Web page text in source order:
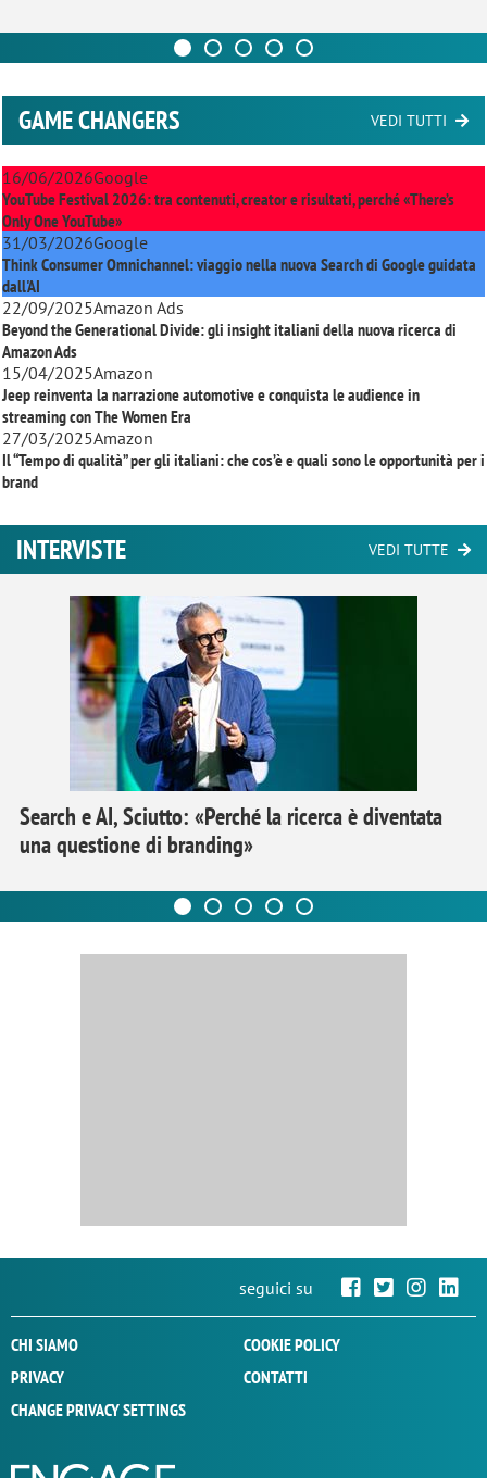
GAME CHANGERS VEDI TUTTI
16/06/2026Google
YouTube Festival 2026: tra contenuti, creator e risultati, perché «There’s
Only One YouTube»
31/03/2026Google
Think Consumer Omnichannel: viaggio nella nuova Search di Google guidata
dall'AI
22/09/2025Amazon Ads
Beyond the Generational Divide: gli insight italiani della nuova ricerca di
Amazon Ads
15/04/2025Amazon
Jeep reinventa la narrazione automotive e conquista le audience in
streaming conThe Women Era
27/03/2025Amazon
Il “Tempo di qualità” per gli italiani: che cos’è e quali sono le opportunità per i
brand
INTERVISTE VEDI TUTTE
Search e AI, Sciutto: «Perché la ricerca è diventata
una questione di branding»
seguici su
CHI SIAMO
COOKIE POLICY
PRIVACY
CONTATTI
CHANGE PRIVACY SETTINGS